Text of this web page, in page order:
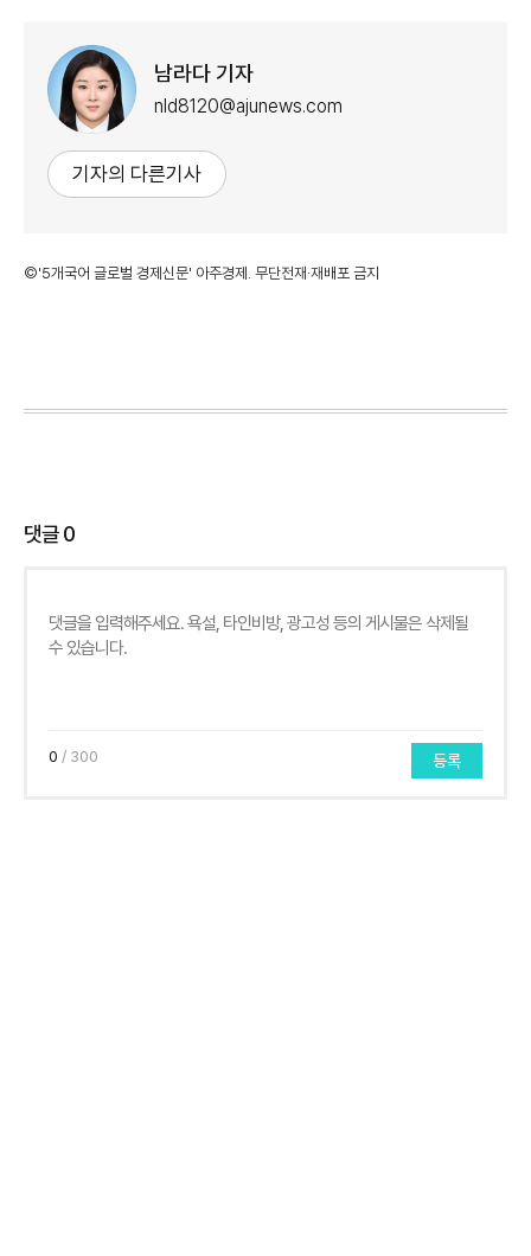
남라다 기자
nld8120@ajunews.com
기자의 다른기사
©'5개국어 글로벌 경제신문' 아주경제. 무단전재·재배포 금지
댓글0
0 / 300 등록